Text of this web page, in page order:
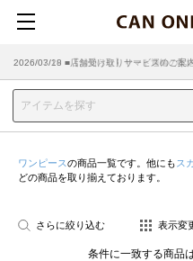
2026/07/29 ■【お知らせ】ヤマト運輸の配
2026/03/18 ■店舗受け取りサービスのご案
ワンピースの商品一覧です。他にも ス
どの商品を取り揃えております。
さらに絞り込む 表示変
条件に一致する商品